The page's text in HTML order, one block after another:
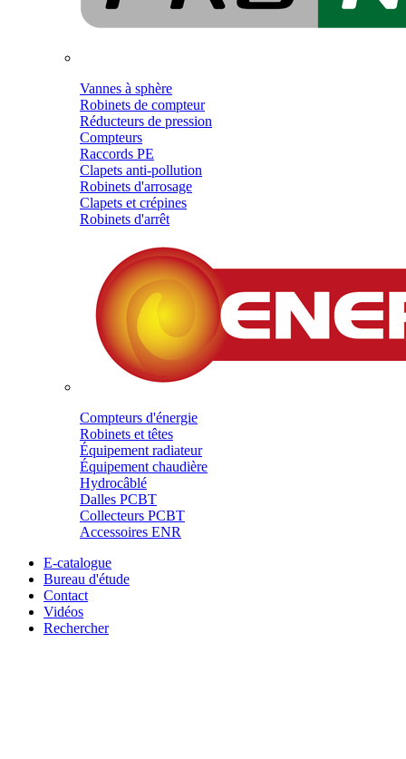
Vannes à sphère
Robinets de compteur
Réducteurs de pression
Compteurs
Raccords PE
Clapets anti-pollution
Robinets d'arrosage
Clapets et crépines
Robinets d'arrêt
Compteurs d'énergie
Robinets et têtes
Équipement radiateur
Équipement chaudière
Hydrocâblé
Dalles PCBT
Collecteurs PCBT
Accessoires ENR
E-catalogue
Bureau d'étude
Contact
Vidéos
Rechercher